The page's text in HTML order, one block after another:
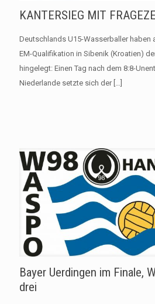
KANTERSIEG MIT
Deutschlands U15-Wasserballer haben
EM-Qualifikation in Sibenik (Kroatien)
hingelegt: Einen Tag nach dem 8:8-
Niederlande setzte sich der[…]
Bayer Uerdingen im Finale,
drei